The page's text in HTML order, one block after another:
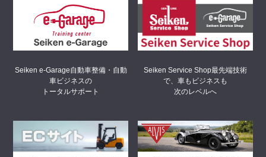
Seiken e-Garage自動車整備・自動
車ビジネスの
トータルサポート
Seiken Service Shop最先端技術
で、車もビジネスも
次のレベルへ